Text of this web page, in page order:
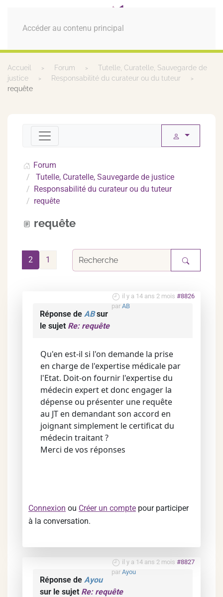
Accéder au contenu principal
MENU
Accueil Forum
Tutelle, Curatelle, Sauvegarde de
justice
Responsabilité du curateur ou du tuteur
requête
Forum
Tutelle, Curatelle, Sauvegarde de justice
Responsabilité du curateur ou du tuteur
requête
requête
1
2
il y a 14 ans 2 mois #8826
par AB
Réponse de ABsur
le sujet Re: requête
Qu'en est-il si l'on demande la prise
en charge de l'expertise médicale par
l'Etat. Doit-on fournir l'expertise du
médecin expert et donc engager la
dépense ou présenter une requête
au JT en demandant son accord en
joignant simplement le certificat du
médecin traitant ?
Merci de vos réponses
Connexion ou Créer un compte pour participer
à la conversation.
il y a 14 ans 2 mois #8827
par Ayou
Réponse de Ayou
sur le sujet Re: requête